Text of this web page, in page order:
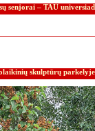
senjorai – TAU
skulptūrų